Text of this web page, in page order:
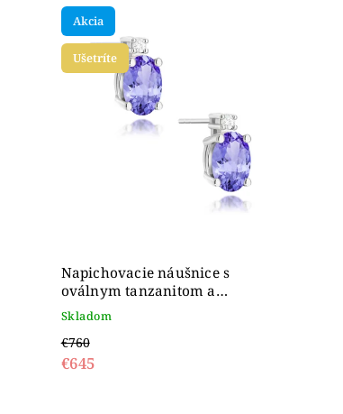
Akcia
Ušetríte
Napichovacie náušnice s
oválnym tanzanitom a
diamantmi z bieleho zlata, 14K
Skladom
€760
€645